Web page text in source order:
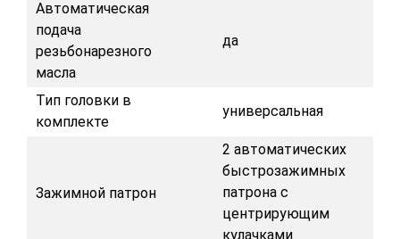
Автоматическая
подача
резьбонарезного
масла
да
Тип головки в
комплекте
универсальная
Зажимной патрон
2 автоматических
быстрозажимных
патрона с
центрирующим
кулачками